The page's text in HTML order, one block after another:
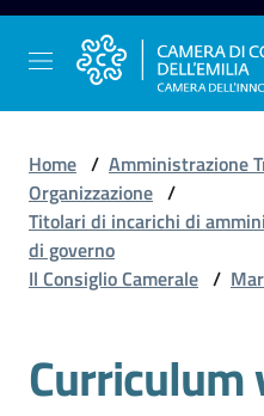
Vai al contenuto
Vai alla navigazione
Vai al footer
La
Camera
dell'Emilia
Gestire
Home / Amministrazione
Organizzazione /
Titolari di incarichi di
di governo
Il Consiglio Camerale /
Curriculum